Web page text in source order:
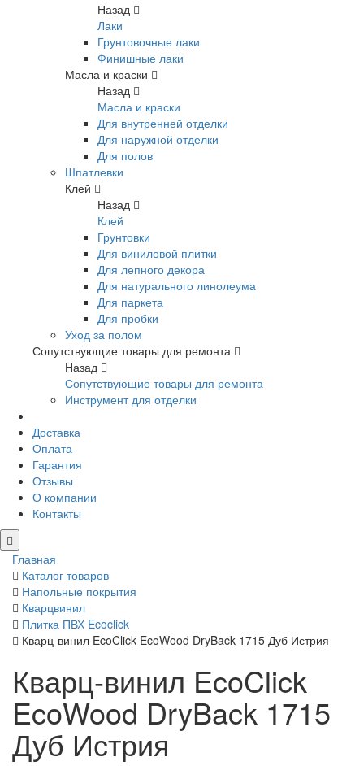
Назад
Лаки
Грунтовочные лаки
Финишные лаки
Масла и краски
Назад
Масла и краски
Для внутренней отделки
Для наружной отделки
Для полов
Шпатлевки
Клей
Назад
Клей
Грунтовки
Для виниловой плитки
Для лепного декора
Для натурального линолеума
Для паркета
Для пробки
Уход за полом
Сопутствующие товары для ремонта
Назад
Сопутствующие товары для ремонта
Инструмент для отделки
Доставка
Оплата
Гарантия
Отзывы
О компании
Контакты
Главная
Каталог товаров
Напольные покрытия
Кварцвинил
Плитка ПВХ Ecoclick
Кварц-винил EcoClick EcoWood DryBack 1715 Дуб Истрия
Кварц-винил EcoClick
EcoWood DryBack 1715
Дуб Истрия